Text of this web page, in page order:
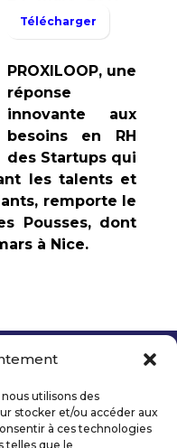
utilisons des
stocker et/ou accéder aux
à ces technologies
telles que le
Télécharger
PROXILOOP, une
réponse
innovante aux
besoins en RH
des Startups qui
les talents et
remporte le
Pousses, dont
à Nice.